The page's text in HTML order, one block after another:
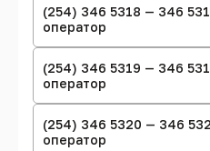
(254) 346 5318 — 346
оператор
(254) 346 5319 — 346
оператор
(254) 346 5320 — 346
оператор